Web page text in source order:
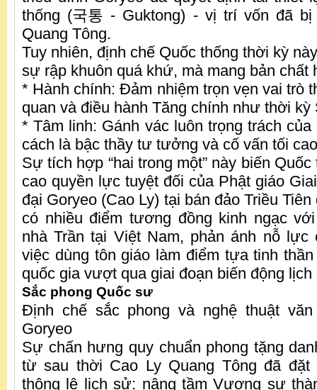
thống (국통 - Guktong) - vị trí vốn đã
Quang Tông.
Tuy nhiên, định chế Quốc thống thời kỳ
sự rập khuôn quá khứ, mà mang bản chất
* Hành chính: Đảm nhiệm trọn vẹn vai trò
quan và điều hành Tăng chính như thời kỳ
* Tâm linh: Gánh vác luôn trọng trách
cách là bậc thầy tư tưởng và cố vấn tối
Sự tích hợp “hai trong một” này biến
cao quyền lực tuyệt đối của Phật giáo
đại Goryeo (Cao Ly) tại bán đảo Triều
có nhiều điểm tương đồng kinh ngạc
nhà Trần tại Việt Nam, phản ánh nỗ lực
việc dùng tôn giáo làm điểm tựa tinh
quốc gia vượt qua giai đoạn biến động
Sắc phong Quốc sư
Định chế sắc phong và nghệ thuật
Goryeo
Sự chấn hưng quy chuẩn phong tặng
từ sau thời Cao Ly Quang Tông đã đặt
thông lệ lịch sử: nâng tầm Vương sư